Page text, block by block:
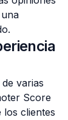
varias
Score
los clientes